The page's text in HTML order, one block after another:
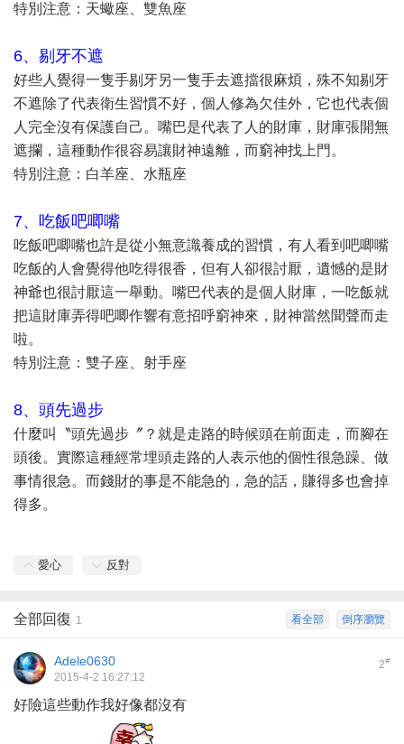
特別注意：天蠍座、雙魚座
6、剔牙不遮
好些人覺得一隻手剔牙另一隻手去遮擋很麻煩，殊不知剔牙
不遮除了代表衛生習慣不好，個人修為欠佳外，它也代表個
人完全沒有保護自己。嘴巴是代表了人的財庫，財庫張開無
遮攔，這種動作很容易讓財神遠離，而窮神找上門。
特別注意：白羊座、水瓶座
7、吃飯吧唧嘴
吃飯吧唧嘴也許是從小無意識養成的習慣，有人看到吧唧嘴
吃飯的人會覺得他吃得很香，但有人卻很討厭，遺憾的是財
神爺也很討厭這一舉動。嘴巴代表的是個人財庫，一吃飯就
把這財庫弄得吧唧作響有意招呼窮神來，財神當然聞聲而走
啦。
特別注意：雙子座、射手座
8、頭先過步
什麼叫〝頭先過步〞？就是走路的時候頭在前面走，而腳在
頭後。實際這種經常埋頭走路的人表示他的個性很急躁、做
事情很急。而錢財的事是不能急的，急的話，賺得多也會掉
得多。
愛心 反對
倒序瀏覽
看全部
全部回復 1
2#
Adele0630
2015-4-2 16:27:12
好險這些動作我好像都沒有